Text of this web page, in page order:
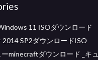
11 ISOダウンロード
2014 SP2ダウンロードISO
minecraftダウンロード _キュ